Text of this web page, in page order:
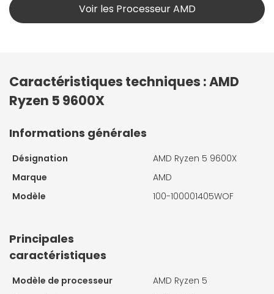
Voir les Processeur AMD
Caractéristiques techniques : AMD
Ryzen 5 9600X
Informations générales
Désignation
AMD Ryzen 5 9600X
Marque
AMD
Modèle
100-100001405WOF
Principales
caractéristiques
Modèle de processeur
AMD Ryzen 5